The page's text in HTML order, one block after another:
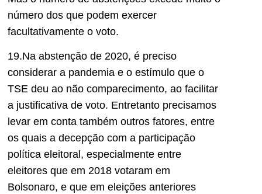
número dos que podem exercer
facultativamente o voto.
19.Na abstenção de 2020, é preciso
considerar a pandemia e o estímulo que o
TSE deu ao não comparecimento, ao facilitar
a justificativa de voto. Entretanto precisamos
levar em conta também outros fatores, entre
os quais a decepção com a participação
política eleitoral, especialmente entre
eleitores que em 2018 votaram em
Bolsonaro, e que em eleições anteriores